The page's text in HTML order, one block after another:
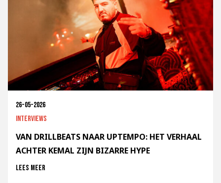
26-05-2026
Interviews
VAN DRILLBEATS NAAR UPTEMPO: HET VERHAAL
ACHTER KEMAL ZIJN BIZARRE HYPE
Lees meer